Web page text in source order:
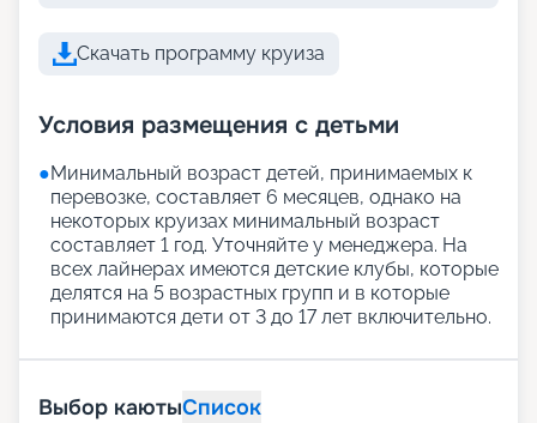
Скачать программу круиза
Условия размещения с детьми
●Минимальный возраст детей, принимаемых к
перевозке, составляет 6 месяцев, однако на
некоторых круизах минимальный возраст
составляет 1 год. Уточняйте у менеджера. На
всех лайнерах имеются детские клубы, которые
делятся на 5 возрастных групп и в которые
принимаются дети от 3 до 17 лет включительно.
Выбор каютыСписок